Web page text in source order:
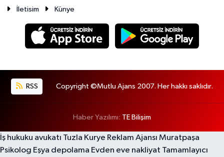
İletisim Künye
RSS Copyright ©Mutlu Ajans 2007. Her hakkı saklıdır.
Haber Yazılımı: TE Bilişim
İş hukuku avukatı Tuzla Kurye Reklam Ajansı Muratpaşa
Psikolog Eşya depolama Evden eve nakliyat Tamamlayıcı